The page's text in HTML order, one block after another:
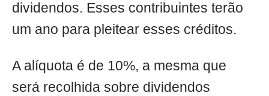
dividendos. Esses contribuintes terão
um ano para pleitear esses créditos.
A alíquota é de 10%, a mesma que
será recolhida sobre dividendos